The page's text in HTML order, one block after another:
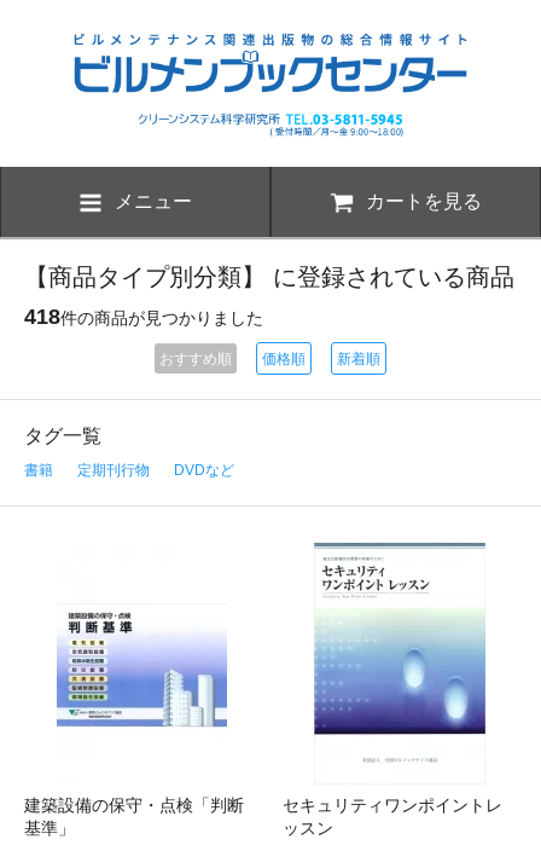
メニュー カートを見る
【商品タイプ別分類】 に登録されている商品
418件の商品が見つかりました
おすすめ順 価格順 新着順
タグ一覧
書籍 定期刊行物 DVDなど
建築設備の保守・点検「判断
基準」
セキュリティワンポイントレ
ッスン